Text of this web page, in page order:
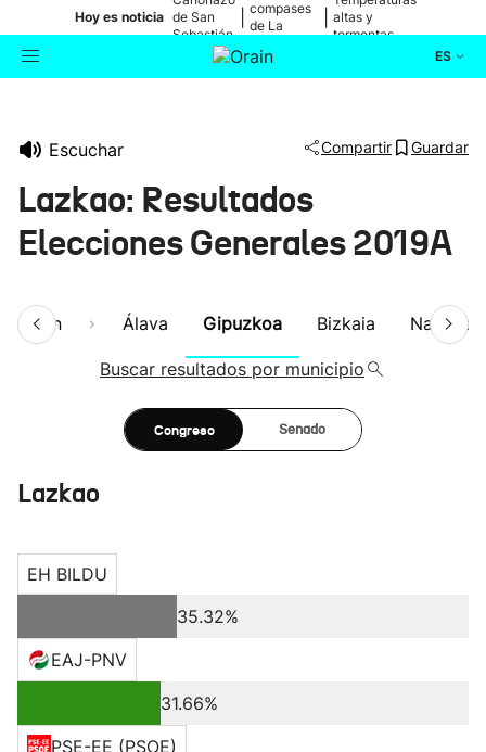
Hoy es noticia de San
Sebastián
compases
de La
altas y
tormentas
ES
Escuchar Compartir Guardar
Lazkao: Resultados
Elecciones Generales 2019A
Álava Gipuzkoa Bizkaia Navarra
Buscar resultados por municipio
Congreso Senado
Lazkao
EH BILDU
35.32%
EAJ-PNV
31.66%
PSE-EE (PSOE)